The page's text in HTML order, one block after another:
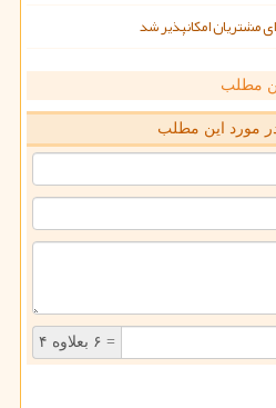
مشتریان امکانپذیر شد
مطلب
مورد این مطلب
= ۶ بعلاوه ۴